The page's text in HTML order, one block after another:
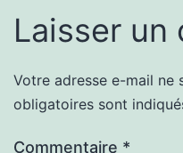
Laisser un
Votre adresse e-mail ne
obligatoires sont
Commentaire *